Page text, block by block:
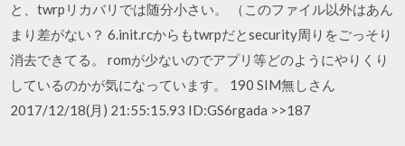
と、twrpリカバリでは随分小さい。 （このファイル以外はあん
まり差がない？ 6.init.rcからもtwrpだとsecurity周りをごっそり
消去できてる。 romが少ないのでアプリ等どのようにやりくり
しているのかが気になっています。 190 SIM無しさん
2017/12/18(月) 21:55:15.93 ID:GS6rgada >>187